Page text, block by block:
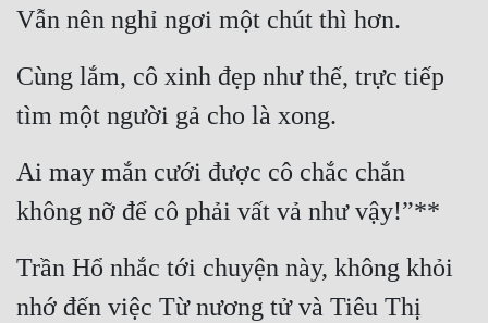
Vẫn nên nghỉ ngơi một chút thì hơn.
Cùng lắm, cô xinh đẹp như thế, trực tiếp
tìm một người gả cho là xong.
Ai may mắn cưới được cô chắc chắn
không nỡ để cô phải vất vả như vậy!”**
Trần Hổ nhắc tới chuyện này, không khỏi
nhớ đến việc Từ nương tử và Tiêu Thị